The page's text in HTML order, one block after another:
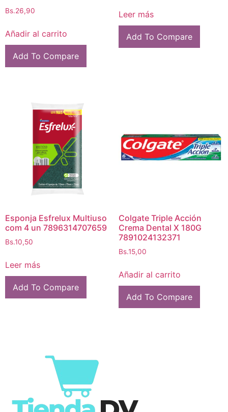
Bs.26,90
Añadir al carrito
Add To Compare
Leer más
Add To Compare
Esponja Esfrelux Multiuso
com 4 un 7896314707659
Bs.10,50
Leer más
Add To Compare
Colgate Triple Acción
Crema Dental X 180G
7891024132371
Bs.15,00
Añadir al carrito
Add To Compare